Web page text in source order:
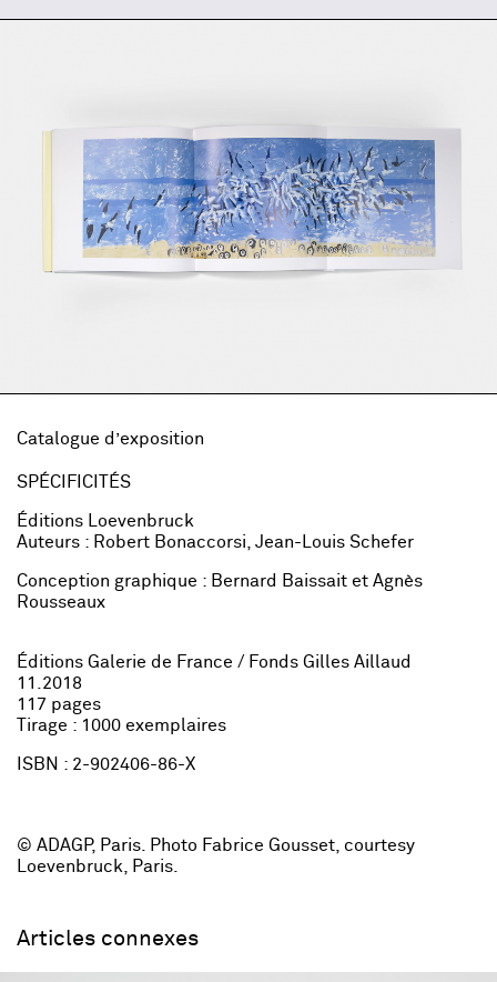
Catalogue d’exposition
SPÉCIFICITÉS
Éditions Loevenbruck
Auteurs : Robert Bonaccorsi, Jean-Louis Schefer
Conception graphique : Bernard Baissait et Agnès
Rousseaux
Éditions Galerie de France / Fonds Gilles Aillaud
11.2018
117 pages
Tirage : 1000 exemplaires
ISBN : 2-902406-86-X
© ADAGP, Paris. Photo Fabrice Gousset, courtesy
Loevenbruck, Paris.
Articles connexes